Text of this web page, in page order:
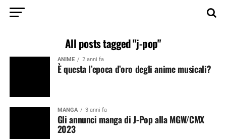
All posts tagged "j-pop"
ANIME 2 anni fa
È questa l’epoca d’oro degli anime musicali?
MANGA 3 anni fa
Gli annunci manga di J-Pop alla MGW/CMX
2023